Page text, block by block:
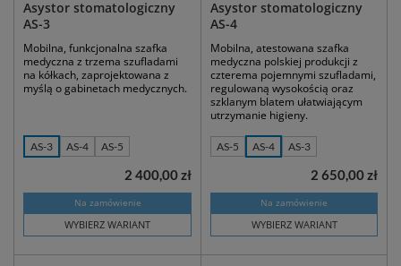
Asystor stomatologiczny
AS-3
Mobilna, funkcjonalna szafka
medyczna z trzema szufladami
na kółkach, zaprojektowana z
myślą o gabinetach medycznych.
AS-3 AS-4 AS-5
Na zamówienie
WYBIERZ WARIANT
2 400,00 zł
Asystor stomatologiczny
AS-4
Mobilna, atestowana szafka
medyczna polskiej produkcji z
czterema pojemnymi szufladami,
regulowaną wysokością oraz
szklanym blatem ułatwiającym
utrzymanie higieny.
AS-5 AS-4 AS-3
Na zamówienie
WYBIERZ WARIANT
2 650,00 zł